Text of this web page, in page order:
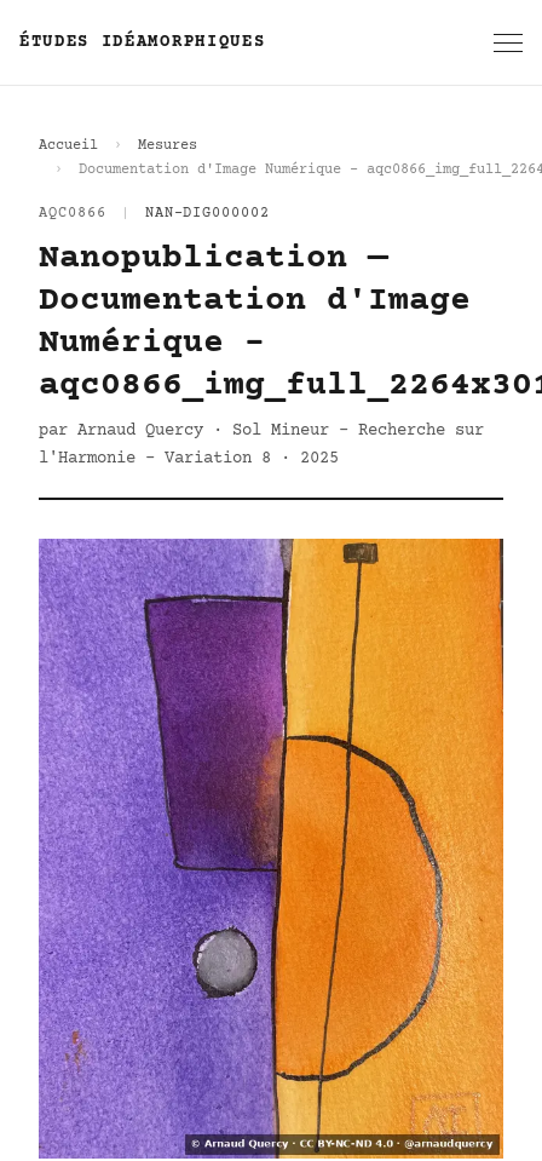
ÉTUDES IDÉAMORPHIQUES
Accueil
Mesures
Documentation d'Image Numérique -
AQC0866 NAN-DIG000002
Nanopublication —
Documentation d'Image
Numérique -
par Arnaud Quercy · Sol Mineur - Recherche sur
l'Harmonie - Variation 8 · 2025